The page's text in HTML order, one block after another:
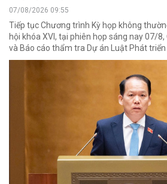
07/08/2026 09:55
Tiếp tục Chương trình Kỳ họp không
hội khóa XVI, tại phiên họp sáng nay 07/
và Báo cáo thẩm tra Dự án Luật Phát triển